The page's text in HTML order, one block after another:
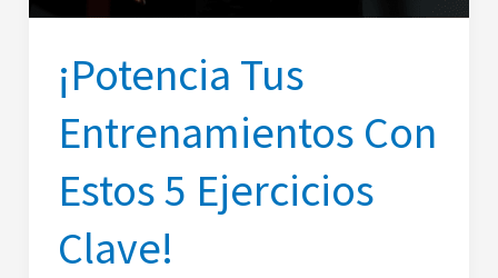
¡Potencia Tus
Entrenamientos Con
Estos 5 Ejercicios
Clave!